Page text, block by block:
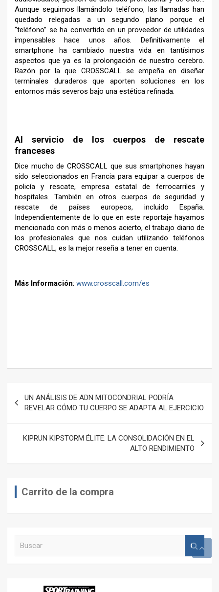
Aunque seguimos llamándolo teléfono, las llamadas han
quedado relegadas a un segundo plano porque el
“teléfono” se ha convertido en un proveedor de utilidades
impensables hace unos años. Definitivamente el
smartphone ha cambiado nuestra vida en tantísimos
aspectos que ya es la prolongación de nuestro cerebro.
Razón por la que CROSSCALL se empeña en diseñar
terminales duraderos que aporten soluciones en los
entornos más severos bajo una estética refinada.
Al servicio de los cuerpos de rescate
franceses
Dice mucho de CROSSCALL que sus smartphones hayan
sido seleccionados en Francia para equipar a cuerpos de
policía y rescate, empresa estatal de ferrocarriles y
hospitales. También en otros cuerpos de seguridad y
rescate de países europeos, incluido España.
Independientemente de lo que en este reportaje hayamos
mencionado con más o menos acierto, el trabajo diario de
los profesionales que nos cuidan utilizando teléfonos
CROSSCALL, es la mejor reseña a tener en cuenta.
Más Información: www.crosscall.com/es
Navegación
de
entradas
UN ANÁLISIS DE ADN MITOCONDRIAL PODRÍA
REVELAR CÓMO TU CUERPO SE ADAPTA AL EJERCICIO
KIPRUN KIPSTORM ÉLITE: LA CONSOLIDACIÓN EN EL
ALTO RENDIMIENTO
Carrito de la compra